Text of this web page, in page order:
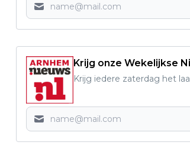
Krijg onze Wekelijkse
Krijg iedere zaterdag het